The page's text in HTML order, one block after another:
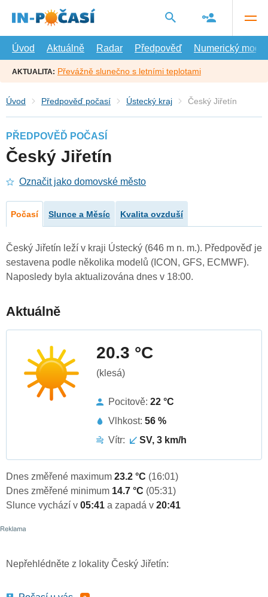
hlavní
Úvod
Aktuálně Radar Předpověď Numerický model
AKTUALITA: Převážně slunečno s letními teplotami
Úvod Předpověď počasí Ústecký kraj Český Jiřetín
PŘEDPOVĚĎ POČASÍ
Český Jiřetín
Označit jako domovské město
Počasí Slunce a Měsíc Kvalita ovzduší
Český Jiřetín leží v kraji Ústecký (646 m n. m.). Předpověď je
sestavena podle několika modelů (ICON, GFS, ECMWF).
Naposledy byla aktualizována dnes v 18:00.
Aktuálně
20.3 °C
(klesá)
Pocitově: 22 °C
Vlhkost: 56 %
Vítr:
SV, 3 km/h
Dnes změřené maximum 23.2 °C (16:01)
Dnes změřené minimum 14.7 °C (05:31)
Slunce vychází v 05:41 a zapadá v 20:41
Nepřehlédněte z lokality Český Jiřetín: